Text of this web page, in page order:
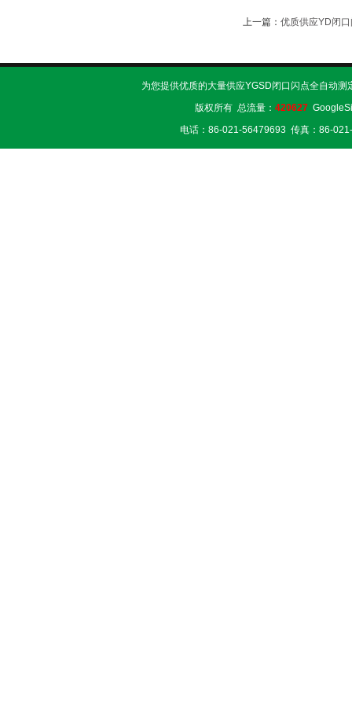
上一篇： 优质供应YD闭
为您提供优质的大量供应YGSD闭口闪点全自动
版权所有 总流量： 420627
电话：86-021-56479693 传真：86-